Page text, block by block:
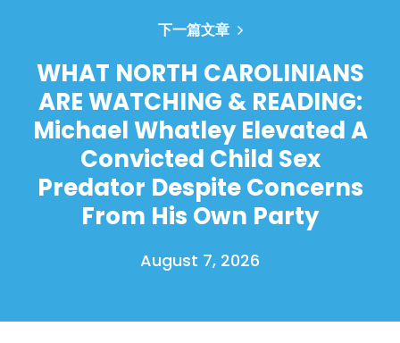
Shop
下一篇文章
WHAT NORTH CAROLINIANS
ARE WATCHING & READING:
Michael Whatley Elevated A
Convicted Child Sex
Predator Despite Concerns
From His Own Party
August 7, 2026